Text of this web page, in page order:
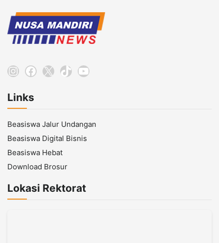
Instagram
Facebook
X TikTokYouTube
Links
Beasiswa Jalur Undangan
Beasiswa Digital Bisnis
Beasiswa Hebat
Download Brosur
Lokasi Rektorat